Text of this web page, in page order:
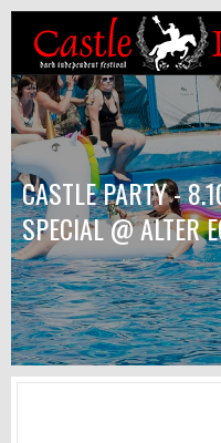
CASTLE PARTY -
SPECIAL @ ALTER